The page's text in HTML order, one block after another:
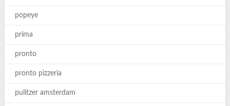
popeye
prima
pronto
pronto pizzeria
pulitzer amsterdam